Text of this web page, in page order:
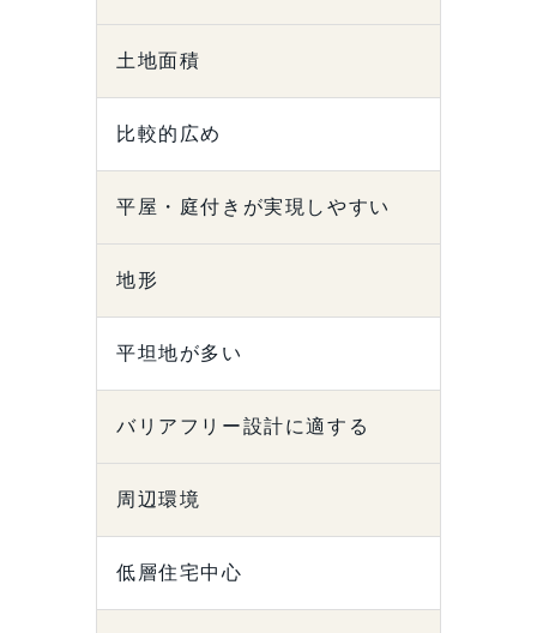
土地面積
比較的広め
平屋・庭付きが実現しやすい
地形
平坦地が多い
バリアフリー設計に適する
周辺環境
低層住宅中心